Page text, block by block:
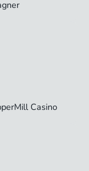
Casino